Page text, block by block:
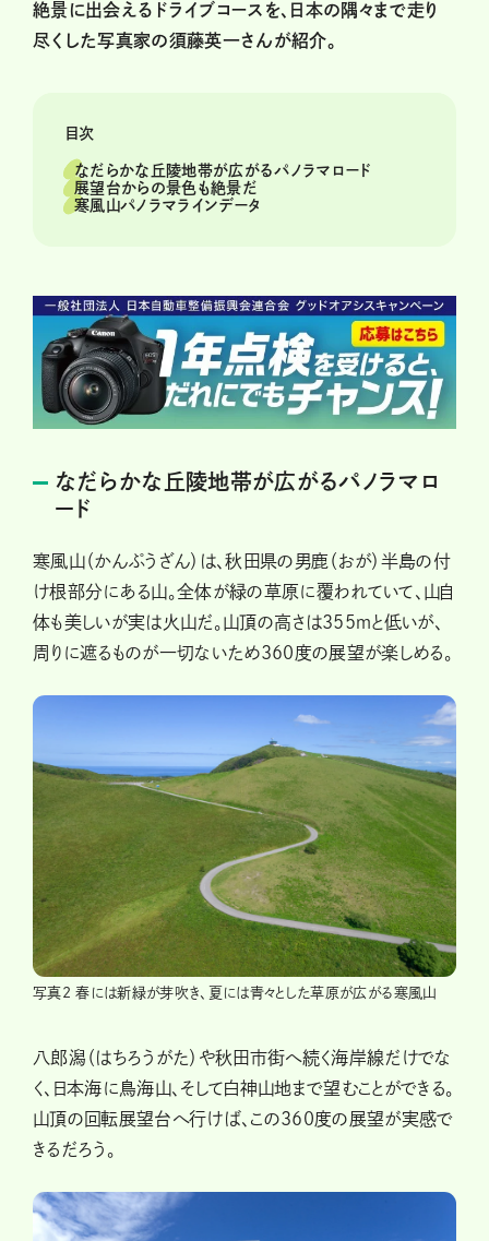
絶景に出会えるドライブコースを、日本の隅々まで走り
尽くした写真家の須藤英一さんが紹介。
目次
なだらかな丘陵地帯が広がるパノラマロード
展望台からの景色も絶景だ
寒風山パノラマラインデータ
なだらかな丘陵地帯が広がるパノラマロ
ード
寒風山（かんぷうざん）は、秋田県の男鹿（おが）半島の付
け根部分にある山。全体が緑の草原に覆われていて、山自
体も美しいが実は火山だ。山頂の高さは355ｍと低いが、
周りに遮るものが一切ないため360度の展望が楽しめる。
写真2 春には新緑が芽吹き、夏には青々とした草原が広がる寒風山
八郎潟（はちろうがた）や秋田市街へ続く海岸線だけでな
く、日本海に鳥海山、そして白神山地まで望むことができる。
山頂の回転展望台へ行けば、この360度の展望が実感で
きるだろう。